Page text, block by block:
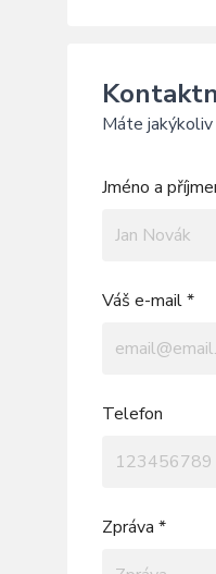
Máte
Jméno a
Váš e-mail *
Telefon
Zpráva *